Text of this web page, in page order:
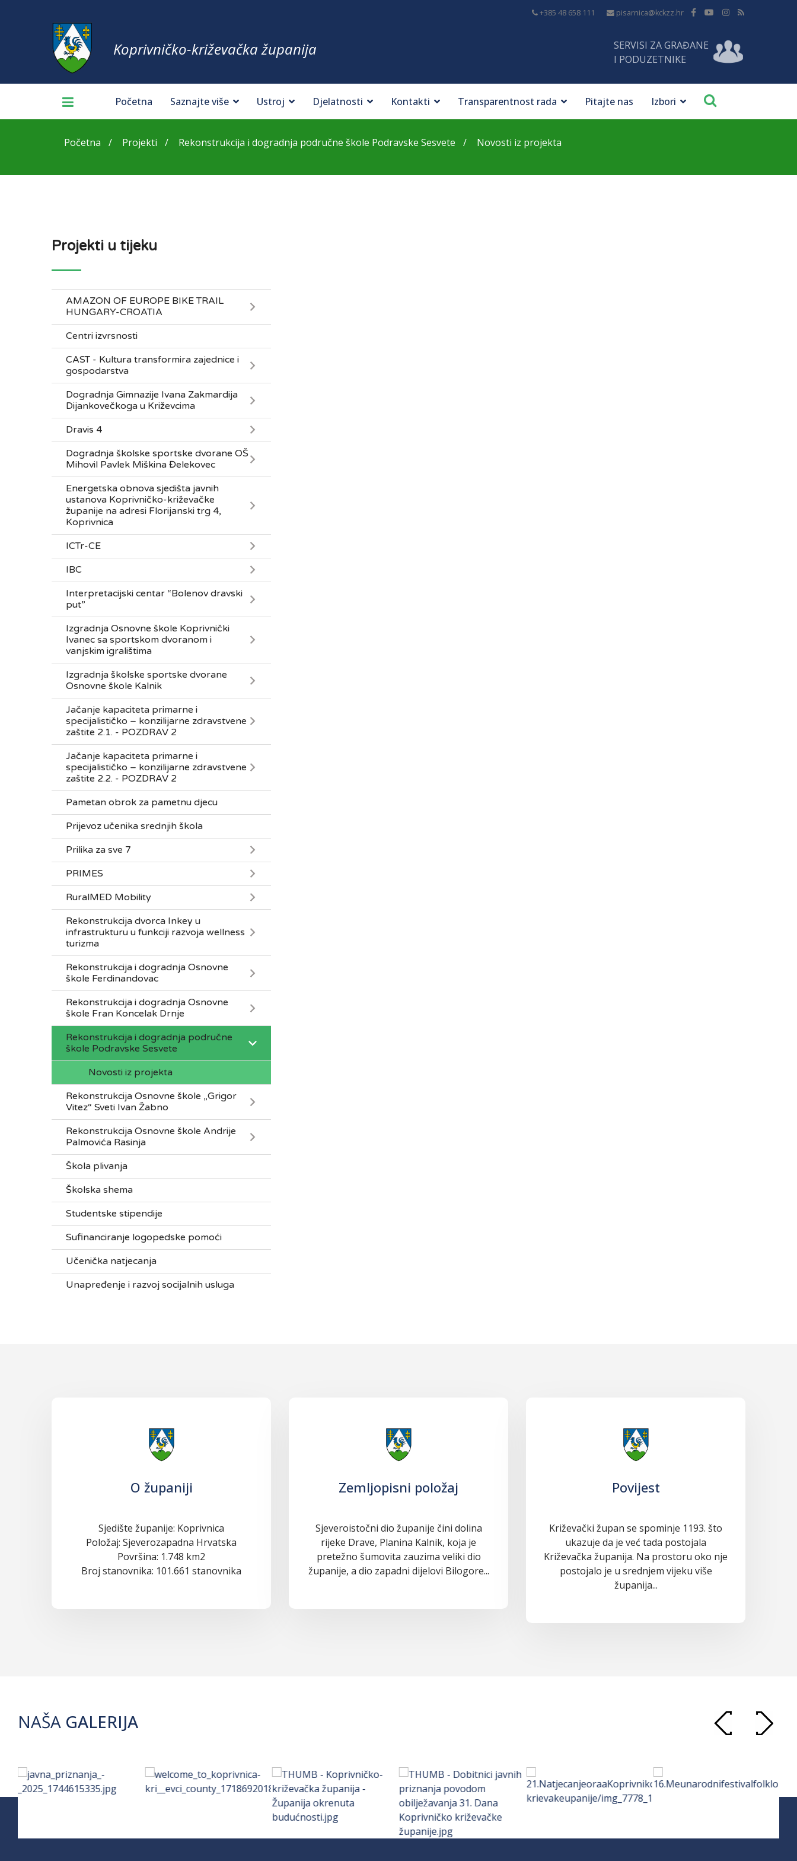
+385 48 658 111 pisarnica@kckzz.hr
Koprivničko-križevačka županija
SERVISI ZA GRAĐANE
I PODUZETNIKE
Početna Saznajte više Ustroj Djelatnosti Kontakti Transparentnost rada Pitajte nas Izbori
Početna Projekti Rekonstrukcija i dogradnja područne škole Podravske Sesvete Novosti iz projekta
Projekti u tijeku
AMAZON OF EUROPE BIKE TRAIL
HUNGARY-CROATIA
Centri izvrsnosti
CAST - Kultura transformira zajednice i
gospodarstva
Dogradnja Gimnazije Ivana Zakmardija
Dijankovečkoga u Križevcima
Dravis 4
Dogradnja školske sportske dvorane OŠ
Mihovil Pavlek Miškina Đelekovec
Energetska obnova sjedišta javnih
ustanova Koprivničko-križevačke
županije na adresi Florijanski trg 4,
Koprivnica
ICTr-CE
IBC
Interpretacijski centar “Bolenov dravski
put”
Izgradnja Osnovne škole Koprivnički
Ivanec sa sportskom dvoranom i
vanjskim igralištima
Izgradnja školske sportske dvorane
Osnovne škole Kalnik
Jačanje kapaciteta primarne i
specijalističko – konzilijarne zdravstvene
zaštite 2.1. - POZDRAV 2
Jačanje kapaciteta primarne i
specijalističko – konzilijarne zdravstvene
zaštite 2.2. - POZDRAV 2
Pametan obrok za pametnu djecu
Prijevoz učenika srednjih škola
Prilika za sve 7
PRIMES
RuralMED Mobility
Rekonstrukcija dvorca Inkey u
infrastrukturu u funkciji razvoja wellness
turizma
Rekonstrukcija i dogradnja Osnovne
škole Ferdinandovac
Rekonstrukcija i dogradnja Osnovne
škole Fran Koncelak Drnje
Rekonstrukcija i dogradnja područne
škole Podravske Sesvete
Novosti iz projekta
Rekonstrukcija Osnovne škole „Grigor
Vitez“ Sveti Ivan Žabno
Rekonstrukcija Osnovne škole Andrije
Palmovića Rasinja
Škola plivanja
Školska shema
Studentske stipendije
Sufinanciranje logopedske pomoći
Učenička natjecanja
Unapređenje i razvoj socijalnih usluga
O županiji
Sjedište županije: Koprivnica
Položaj: Sjeverozapadna Hrvatska
Površina: 1.748 km2
Broj stanovnika: 101.661 stanovnika
Zemljopisni položaj
Sjeveroistočni dio županije čini dolina
rijeke Drave, Planina Kalnik, koja je
pretežno šumovita zauzima veliki dio
županije, a dio zapadni dijelovi Bilogore...
Povijest
Križevački župan se spominje 1193. što
ukazuje da je već tada postojala
Križevačka županija. Na prostoru oko nje
postojalo je u srednjem vijeku više
županija...
NAŠA GALERIJA